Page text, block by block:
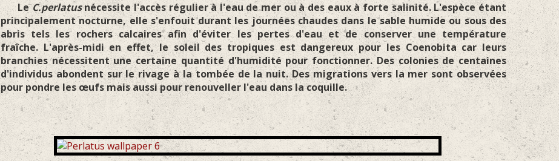
LeC.perlatusnécessite l'accès régulier à l'eau de mer ou à des eaux à forte salinité. L'espèce étant
principalement nocturne, elle s'enfouit durant les journées chaudes dans le sable humide ou sous des
abris tels les rochers calcaires afin d'éviter les pertes d'eau et de conserver une température
fraîche. L'après-midi en effet, le soleil des tropiques est dangereux pour les Coenobita car leurs
branchies nécessitent une certaine quantité d'humidité pour fonctionner. Des colonies de centaines
d'individus abondent sur le rivage à la tombée de la nuit. Des migrations vers la mer sont observées
pour pondre les œufs mais aussi pour renouveller l'eau dans la coquille.